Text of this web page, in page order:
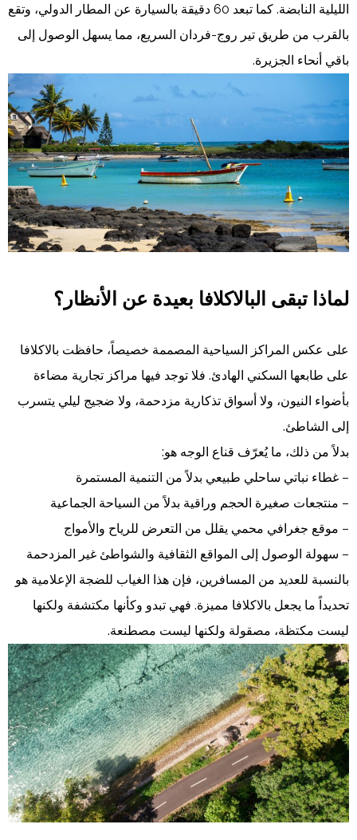
الليلية النابضة. كما تبعد 60 دقيقة بالسيارة عن المطار الدولي، وتقع
بالقرب من طريق تير روج-فردان السريع، مما يسهل الوصول إلى
باقي أنحاء الجزيرة.
لماذا تبقى البالاكلافا بعيدة عن الأنظار؟
على عكس المراكز السياحية المصممة خصيصاً، حافظت بالاكلافا
على طابعها السكني الهادئ. فلا توجد فيها مراكز تجارية مضاءة
بأضواء النيون، ولا أسواق تذكارية مزدحمة، ولا ضجيج ليلي يتسرب
إلى الشاطئ.
بدلاً من ذلك، ما يُعرّف قناع الوجه هو:
– غطاء نباتي ساحلي طبيعي بدلاً من التنمية المستمرة
– منتجعات صغيرة الحجم وراقية بدلاً من السياحة الجماعية
– موقع جغرافي محمي يقلل من التعرض للرياح والأمواج
– سهولة الوصول إلى المواقع الثقافية والشواطئ غير المزدحمة
بالنسبة للعديد من المسافرين، فإن هذا الغياب للضجة الإعلامية هو
تحديداً ما يجعل بالاكلافا مميزة. فهي تبدو وكأنها مكتشفة ولكنها
ليست مكتظة، مصقولة ولكنها ليست مصطنعة.